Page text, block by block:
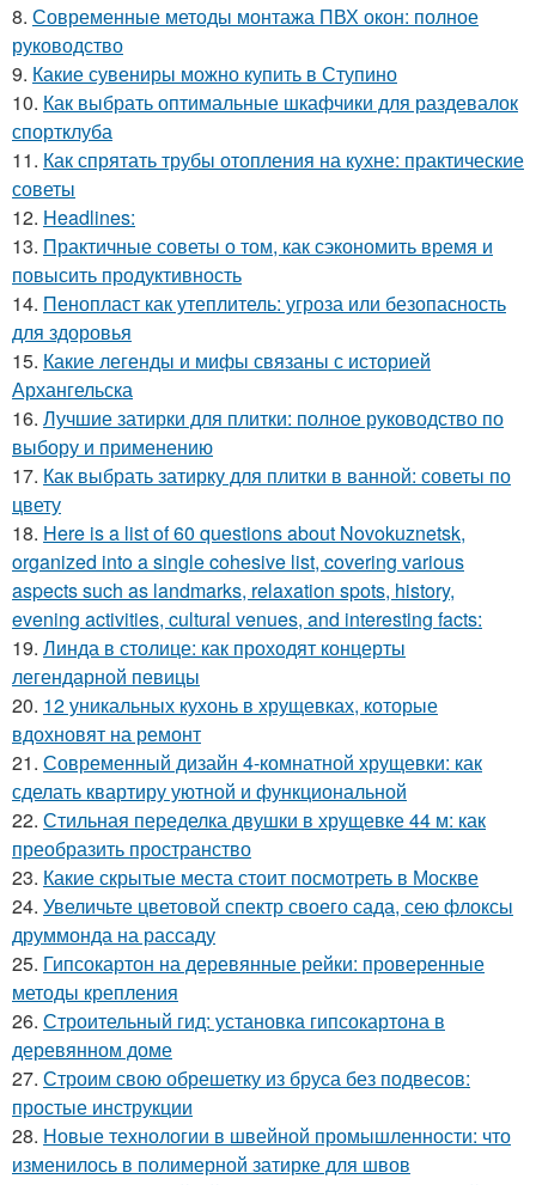
8. Современные методы монтажа ПВХ окон: полное
руководство
9. Какие сувениры можно купить в Ступино
10. Как выбрать оптимальные шкафчики для раздевалок
спортклуба
11. Как спрятать трубы отопления на кухне: практические
советы
12. Headlines:
13. Практичные советы о том, как сэкономить время и
повысить продуктивность
14. Пенопласт как утеплитель: угроза или безопасность
для здоровья
15. Какие легенды и мифы связаны с историей
Архангельска
16. Лучшие затирки для плитки: полное руководство по
выбору и применению
17. Как выбрать затирку для плитки в ванной: советы по
цвету
18. Here is a list of 60 questions about Novokuznetsk,
organized into a single cohesive list, covering various
aspects such as landmarks, relaxation spots, history,
evening activities, cultural venues, and interesting facts:
19. Линда в столице: как проходят концерты
легендарной певицы
20. 12 уникальных кухонь в хрущевках, которые
вдохновят на ремонт
21. Современный дизайн 4-комнатной хрущевки: как
сделать квартиру уютной и функциональной
22. Стильная переделка двушки в хрущевке 44 м: как
преобразить пространство
23. Какие скрытые места стоит посмотреть в Москве
24. Увеличьте цветовой спектр своего сада, сею флоксы
друммонда на рассаду
25. Гипсокартон на деревянные рейки: проверенные
методы крепления
26. Строительный гид: установка гипсокартона в
деревянном доме
27. Строим свою обрешетку из бруса без подвесов:
простые инструкции
28. Новые технологии в швейной промышленности: что
изменилось в полимерной затирке для швов